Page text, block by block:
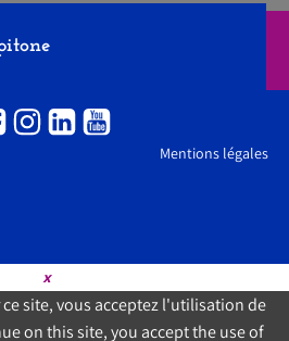
Mentions légales
×
site, vous acceptez l'utilisation de
on this site, you accept the use of